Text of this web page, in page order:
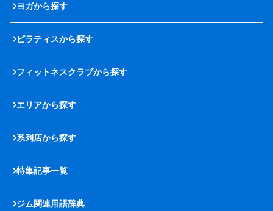
ヨガから探す
ピラティスから探す
フィットネスクラブから探す
エリアから探す
系列店から探す
特集記事一覧
ジム関連用語辞典